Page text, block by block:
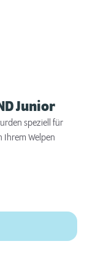
Junior
speziell für
Ihrem Welpen